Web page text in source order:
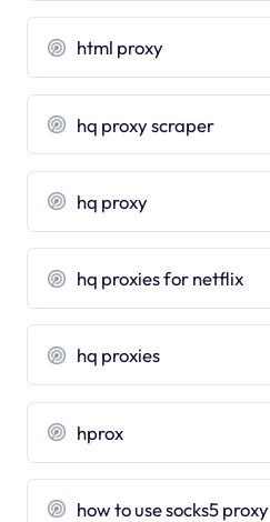
html proxy
hq proxy scraper
hq proxy
hq proxies for netflix
hq proxies
hprox
how to use socks5 proxy